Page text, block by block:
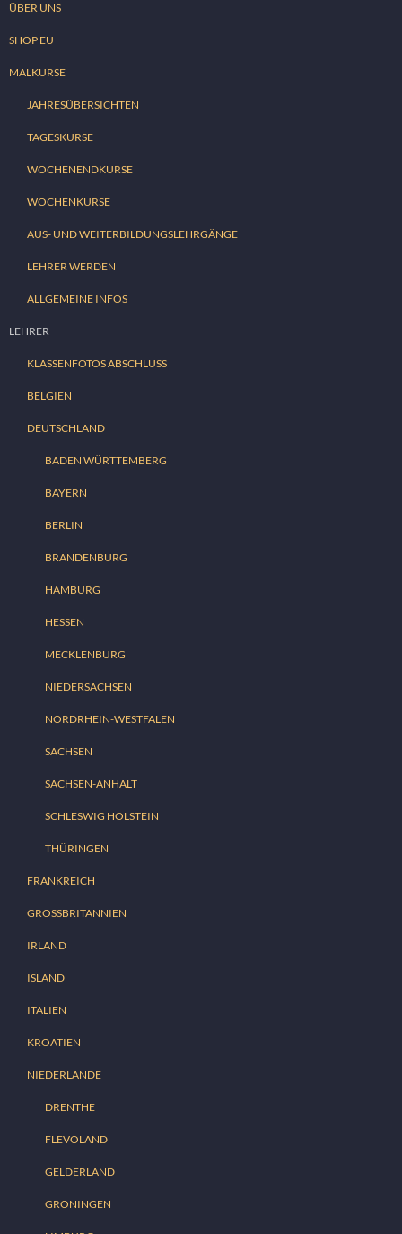
ÜBER UNS
SHOP EU
MALKURSE
JAHRESÜBERSICHTEN
TAGESKURSE
WOCHENENDKURSE
WOCHENKURSE
AUS- UND WEITERBILDUNGSLEHRGÄNGE
LEHRER WERDEN
ALLGEMEINE INFOS
LEHRER
KLASSENFOTOS ABSCHLUSS
BELGIEN
DEUTSCHLAND
BADEN WÜRTTEMBERG
BAYERN
BERLIN
BRANDENBURG
HAMBURG
HESSEN
MECKLENBURG
NIEDERSACHSEN
NORDRHEIN-WESTFALEN
SACHSEN
SACHSEN-ANHALT
SCHLESWIG HOLSTEIN
THÜRINGEN
FRANKREICH
GROSSBRITANNIEN
IRLAND
ISLAND
ITALIEN
KROATIEN
NIEDERLANDE
DRENTHE
FLEVOLAND
GELDERLAND
GRONINGEN